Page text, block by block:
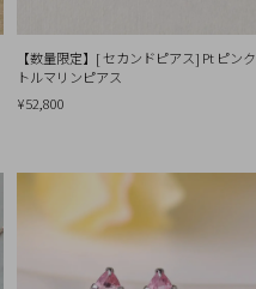
【数量限定】[ セカンドピアス] Pt ピンク
トルマリンピアス
¥52,800